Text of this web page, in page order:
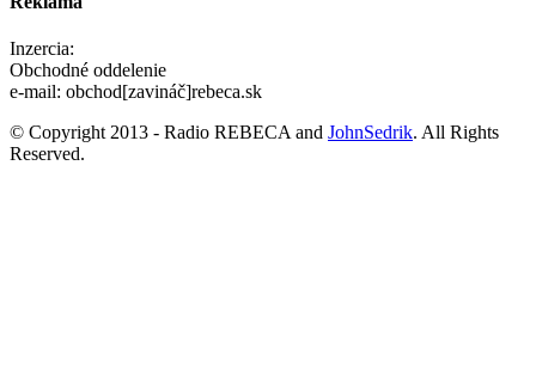
Inzercia:
Obchodné oddelenie
e-mail: obchod[zavináč]rebeca.sk
© Copyright 2013 - Radio REBECA and JohnSedrik. All Rights
Reserved.